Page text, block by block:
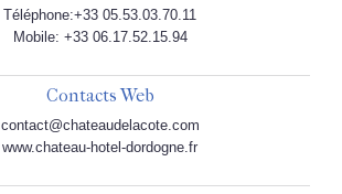
Téléphone:+33 05.53.03.70.11
Mobile: +33 06.17.52.15.94
Contacts Web
contact@chateaudelacote.com
www.chateau-hotel-dordogne.fr